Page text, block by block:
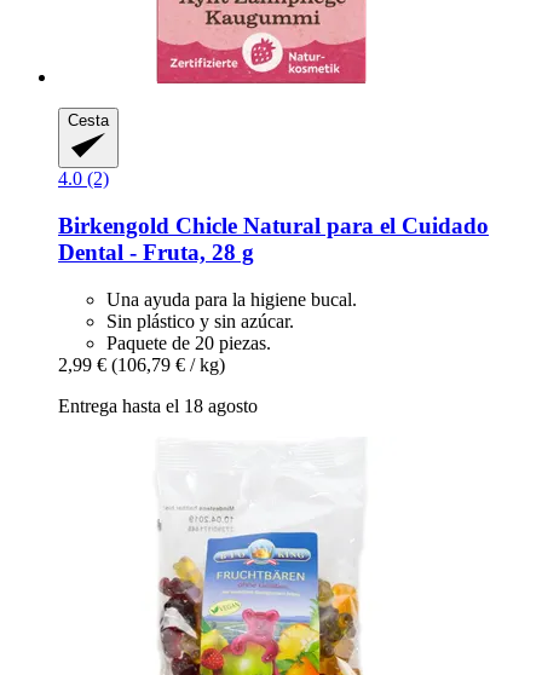
Cesta
4.0 (2)
Birkengold Chicle Natural para el Cuidado
Dental -​ Fruta, 28 g
Una ayuda para la higiene bucal.
Sin plástico y sin azúcar.
Paquete de 20 piezas.
2,99 € (106,79 € / kg)
Entrega hasta el 18 agosto